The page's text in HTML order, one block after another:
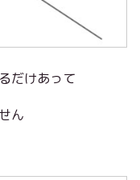
だけあって
ん